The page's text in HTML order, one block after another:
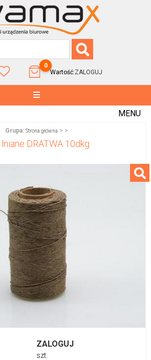
0
Wartość:ZALOGUJ
MENU
Grupa: Strona główna > >
DRATWA 10dkg
ZALOGUJ
szt.